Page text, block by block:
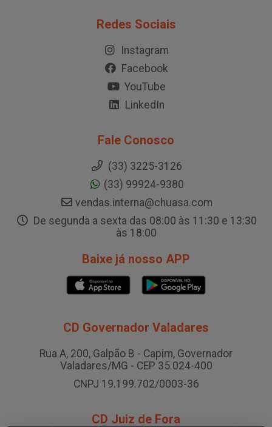
Redes Sociais
Instagram
Facebook
YouTube
LinkedIn
Fale Conosco
(33) 3225-3126
(33) 99924-9380
vendas.interna@chuasa.com
De segunda a sexta das 08:00 às 11:30 e 13:30
às 18:00
Baixe já nosso APP
CD Governador Valadares
Rua A, 200, Galpão B - Capim, Governador
Valadares/MG - CEP 35.024-400
CNPJ 19.199.702/0003-36
CD Juiz de Fora